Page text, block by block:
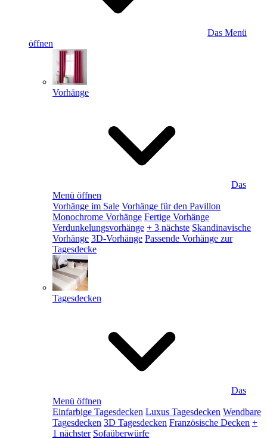
Das Menü
öffnen
Vorhänge
Das
Menü öffnen
Vorhänge im Sale Vorhänge für den Pavillon
Monochrome Vorhänge Fertige Vorhänge
Verdunkelungsvorhänge + 3 nächste Skandinavische
Vorhänge 3D-Vorhänge Passende Vorhänge zur
Tagesdecke
Tagesdecken
Das
Menü öffnen
Einfarbige Tagesdecken Luxus Tagesdecken Wendbare
Tagesdecken 3D Tagesdecken Französische Decken +
1 nächster Sofaüberwürfe